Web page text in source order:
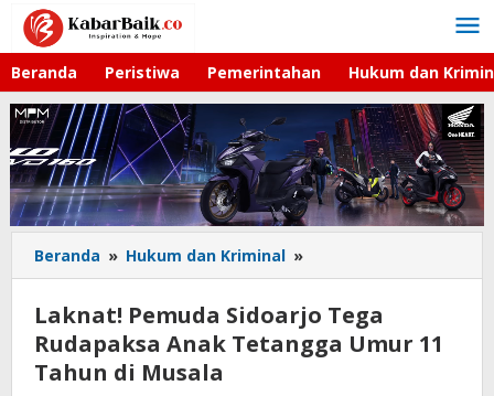
Lewati
konten
Beranda Peristiwa Pemerintahan Hukum dan
Beranda » Hukum dan Kriminal »
Pemuda
Tega
Rudapaksa
Laknat! Pemuda Sidoarjo Tega
Rudapaksa Anak Tetangga Umur 11
Tahun di Musala